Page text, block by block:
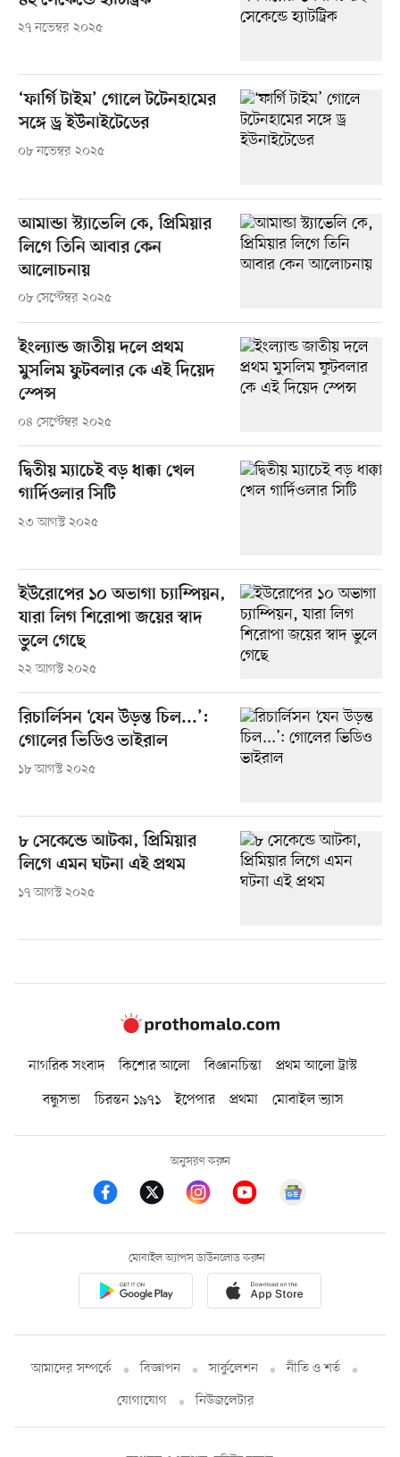
২৭ নভেম্বর ২০২৫
‘ফার্গি টাইম’ গোলে টটেনহামের
সঙ্গে ড্র ইউনাইটেডের
০৮ নভেম্বর ২০২৫
আমান্ডা স্ট্যাভেলি কে, প্রিমিয়ার
লিগে তিনি আবার কেন
আলোচনায়
০৮ সেপ্টেম্বর ২০২৫
ইংল্যান্ড জাতীয় দলে প্রথম
মুসলিম ফুটবলার কে এই দিয়েদ
স্পেন্স
০৪ সেপ্টেম্বর ২০২৫
দ্বিতীয় ম্যাচেই বড় ধাক্কা খেল
গার্দিওলার সিটি
২৩ আগস্ট ২০২৫
ইউরোপের ১০ অভাগা চ্যাম্পিয়ন,
যারা লিগ শিরোপা জয়ের স্বাদ
ভুলে গেছে
২২ আগস্ট ২০২৫
রিচার্লিসন ‘যেন উড়ন্ত চিল...’:
গোলের ভিডিও ভাইরাল
১৮ আগস্ট ২০২৫
৮ সেকেন্ডে আটকা, প্রিমিয়ার
লিগে এমন ঘটনা এই প্রথম
১৭ আগস্ট ২০২৫
নাগরিক সংবাদ কিশোর আলো বিজ্ঞানচিন্তা
প্রথম আলো ট্রাস্ট
বন্ধুসভা
চিরন্তন ১৯৭১ ইপেপার প্রথমা মোবাইল ভ্যাস
অনুসরণ করুন
মোবাইল অ্যাপস ডাউনলোড করুন
আমাদের সম্পর্কে বিজ্ঞাপন সার্কুলেশন
নীতি ও শর্ত
যোগাযোগ
নিউজলেটার